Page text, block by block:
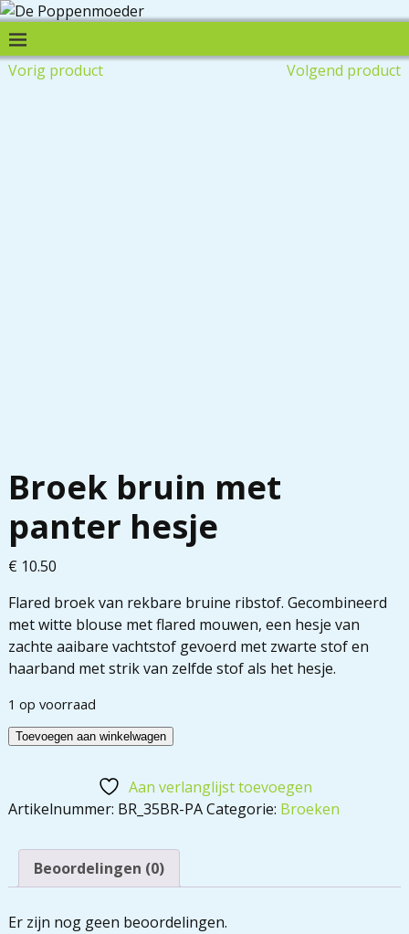
Vorig product Volgend product
Broek bruin met
panter hesje
€ 10.50
Flared broek van rekbare bruine ribstof. Gecombineerd
met witte blouse met flared mouwen, een hesje van
zachte aaibare vachtstof gevoerd met zwarte stof en
haarband met strik van zelfde stof als het hesje.
1 op voorraad
Toevoegen aan winkelwagen
Aan verlanglijst toevoegen
Artikelnummer: BR_35BR-PACategorie: Broeken
Beoordelingen (0)
Er zijn nog geen beoordelingen.